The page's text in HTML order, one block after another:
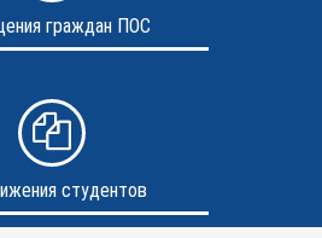
граждан ПОС
студентов